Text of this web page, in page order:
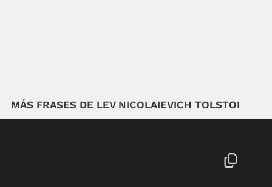
MÁS FRASES DE LEV NICOLAIEVICH TOLSTOI